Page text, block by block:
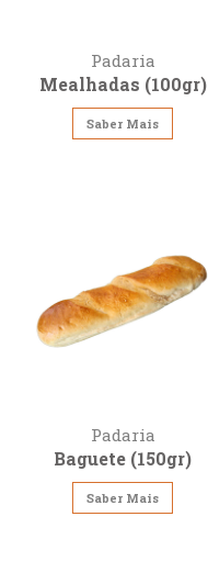
Padaria
Mealhadas (100gr)
Saber Mais
Padaria
Baguete (150gr)
Saber Mais